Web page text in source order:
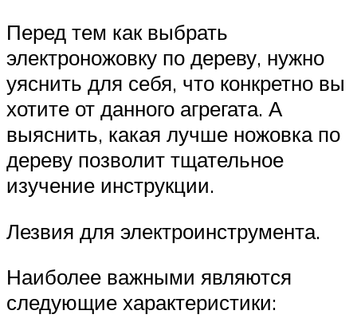
Перед тем как выбрать
электроножовку по дереву, нужно
уяснить для себя, что конкретно вы
хотите от данного агрегата. А
выяснить, какая лучше ножовка по
дереву позволит тщательное
изучение инструкции.
Лезвия для электроинструмента.
Наиболее важными являются
следующие характеристики: